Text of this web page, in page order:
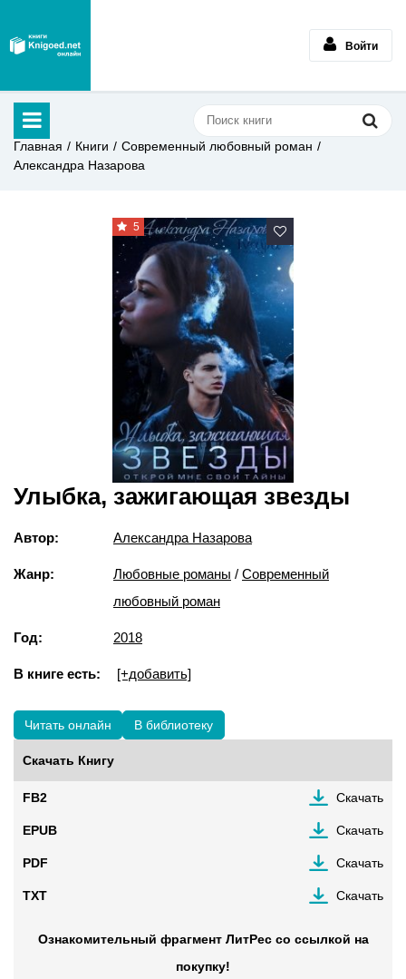
Войти
Главная Книги
Современный любовный роман
Александра Назарова
5
Улыбка, зажигающая звезды
Автор: Александра Назарова
Жанр: Любовные романы / Современный
любовный роман
Год: 2018
В книге есть: [+добавить]
Читать онлайн В библиотеку
Скачать Книгу
FB2 Скачать
EPUB Скачать
PDF Скачать
TXT Скачать
Ознакомительный фрагмент ЛитРес со ссылкой на
покупку!